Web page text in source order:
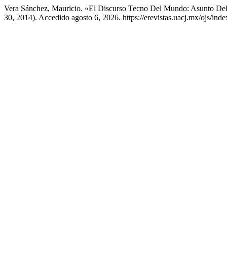
Vera Sánchez, Mauricio. «El Discurso Tecno Del Mundo: Asunto
30, 2014). Accedido agosto 6, 2026. https://erevistas.uacj.mx/ojs/